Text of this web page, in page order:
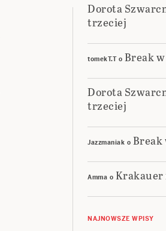
Dorota
trzeciej
tomekT.To Break
Dorota
trzeciej
Jazzmaniak o Break
Amma o Krakauer
NAJNOWSZE WPISY